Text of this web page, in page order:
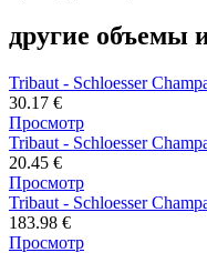
другие объемы
Tribaut - Schloesser
30.17 €
Просмотр
Tribaut - Schloesser
20.45 €
Просмотр
Tribaut - Schloesser
183.98 €
Просмотр